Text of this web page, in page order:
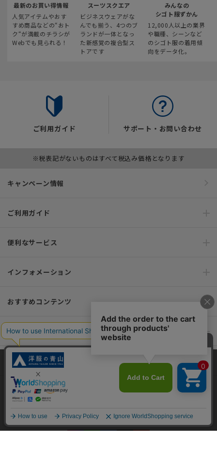
最新のお買い得情報
人気アイテムやおす
すめ商品などの“おト
ク“が満載のチラシが
Webでも見られる！
スーツスクエア
ビジネスウェアがな
んでも揃う、4つのブ
ランドが一体となっ
た新感覚の複合型ス
トアです
みんなの
シゴト服ずかん
12,000人以上の業界
や職種、シーンなど
のシゴト服の着用傾
向をデータ化。
ご利用ガイド サポート・お問い合わせ
※税表記がないものはすべて税込み価格となります
キャンペーン情報
ご利用ガイド
便利なサービス
インフォメーション
おすすめコンテンツ
ポリシー・企業情報
オーダースーツなら SHITATE
OFFICIAL SNS
当サイトでは、快適な閲覧体験とコンテンツ改善のためにCookieを使用
しています。閲覧を続けることで、Cookieの使用に同意したものとみな
します。詳細については
同意して閉じる